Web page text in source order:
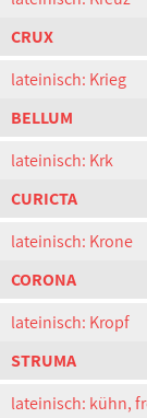
CRUX
lateinisch: Krieg
BELLUM
lateinisch: Krk
CURICTA
lateinisch: Krone
CORONA
lateinisch: Kropf
STRUMA
lateinisch: kühn,